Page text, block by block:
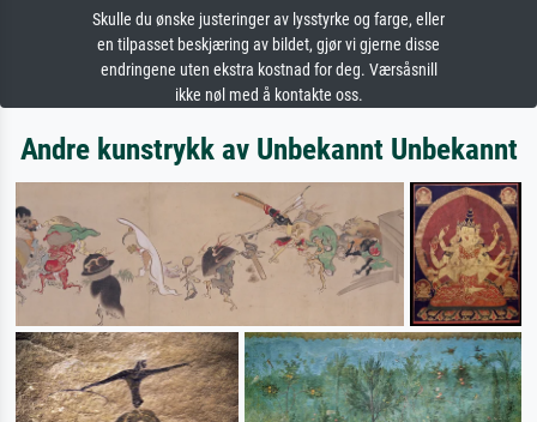
Skulle du ønske justeringer av lysstyrke og farge, eller
en tilpasset beskjæring av bildet, gjør vi gjerne disse
endringene uten ekstra kostnad for deg. Værsåsnill
ikke nøl med å kontakte oss.
Andre kunstrykk av Unbekannt Unbekannt